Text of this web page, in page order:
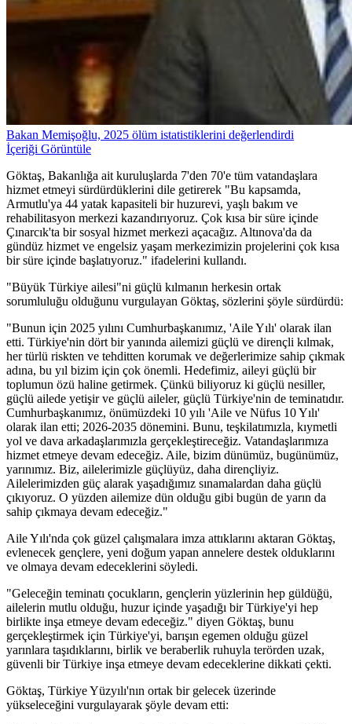
Bakan Memişoğlu, 2025 ölüm istatistiklerini değerlendirdi
İçeriği Görüntüle
Göktaş, Bakanlığa ait kuruluşlarda 7'den 70'e tüm vatandaşlara
hizmet etmeyi sürdürdüklerini dile getirerek "Bu kapsamda,
Armutlu'ya 44 yatak kapasiteli bir huzurevi, yaşlı bakım ve
rehabilitasyon merkezi kazandırıyoruz. Çok kısa bir süre içinde
Çınarcık'ta bir sosyal hizmet merkezi açacağız. Altınova'da da
gündüz hizmet ve engelsiz yaşam merkezimizin projelerini çok kısa
bir süre içinde başlatıyoruz." ifadelerini kullandı.
"Büyük Türkiye ailesi"ni güçlü kılmanın herkesin ortak
sorumluluğu olduğunu vurgulayan Göktaş, sözlerini şöyle sürdürdü:
"Bunun için 2025 yılını Cumhurbaşkanımız, 'Aile Yılı' olarak ilan
etti. Türkiye'nin dört bir yanında ailemizi güçlü ve dirençli kılmak,
her türlü riskten ve tehditten korumak ve değerlerimize sahip çıkmak
adına, bu yıl bizim için çok önemli. Hedefimiz, aileyi güçlü bir
toplumun özü haline getirmek. Çünkü biliyoruz ki güçlü nesiller,
güçlü ailede yetişir ve güçlü aileler, güçlü Türkiye'nin de teminatıdır.
Cumhurbaşkanımız, önümüzdeki 10 yılı 'Aile ve Nüfus 10 Yılı'
olarak ilan etti; 2026-2035 dönemini. Bunu, teşkilatımızla, kıymetli
yol ve dava arkadaşlarımızla gerçekleştireceğiz. Vatandaşlarımıza
hizmet etmeye devam edeceğiz. Aile, bizim dünümüz, bugünümüz,
yarınımız. Biz, ailelerimizle güçlüyüz, daha dirençliyiz.
Ailelerimizden güç alarak yaşadığımız sınamalardan daha güçlü
çıkıyoruz. O yüzden ailemize dün olduğu gibi bugün de yarın da
sahip çıkmaya devam edeceğiz."
Aile Yılı'nda çok güzel çalışmalara imza attıklarını aktaran Göktaş,
evlenecek gençlere, yeni doğum yapan annelere destek olduklarını
ve olmaya devam edeceklerini söyledi.
"Geleceğin teminatı çocukların, gençlerin yüzlerinin hep güldüğü,
ailelerin mutlu olduğu, huzur içinde yaşadığı bir Türkiye'yi hep
birlikte inşa etmeye devam edeceğiz." diyen Göktaş, bunu
gerçekleştirmek için Türkiye'yi, barışın egemen olduğu güzel
yarınlara taşıdıklarını, birlik ve beraberlik ruhuyla terörden uzak,
güvenli bir Türkiye inşa etmeye devam edeceklerine dikkati çekti.
Göktaş, Türkiye Yüzyılı'nın ortak bir gelecek üzerinde
yükseleceğini vurgulayarak şöyle devam etti: